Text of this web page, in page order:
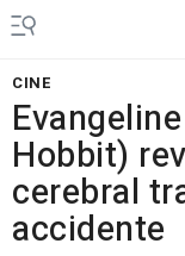
CINE
Hobbit)
cerebral
accidente